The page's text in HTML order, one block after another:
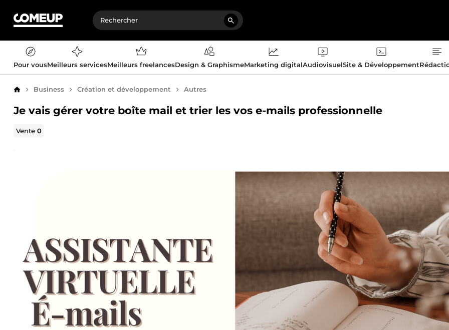
Pour vousMeilleurs servicesMeilleurs freelancesDesign & GraphismeMarketing digitalAudiovisuelSite & Développement
AccueilBusiness Création et développement Autres
Je vais gérer votre boîte mail et trier les vos e-mails professionnelle
Vente0